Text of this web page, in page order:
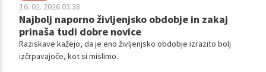
16. 02. 2026 03.38
Najbolj naporno življenjsko obdobje in zakaj
prinaša tudi dobre novice
Raziskave kažejo, da je eno življenjsko obdobje izrazito bolj
izčrpavajoče, kot si mislimo.